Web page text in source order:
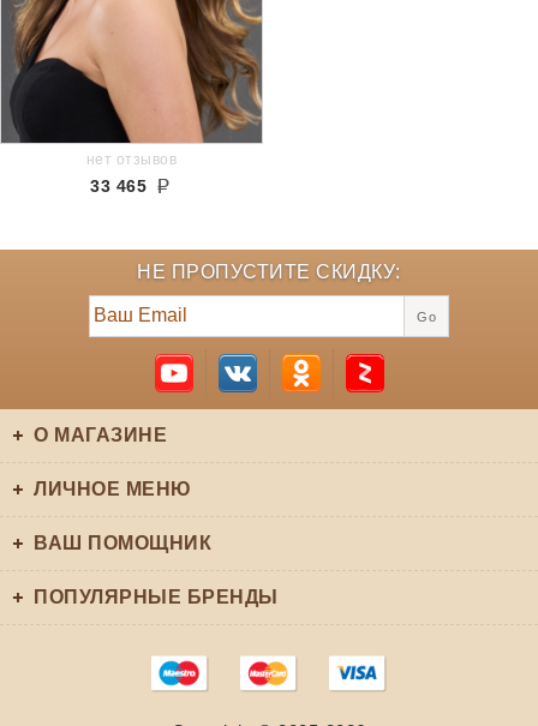
нет отзывов
33 465
НЕ ПРОПУСТИТЕ СКИДКУ:
Go
О МАГАЗИНЕ
ЛИЧНОЕ МЕНЮ
ВАШ ПОМОЩНИК
ПОПУЛЯРНЫЕ БРЕНДЫ